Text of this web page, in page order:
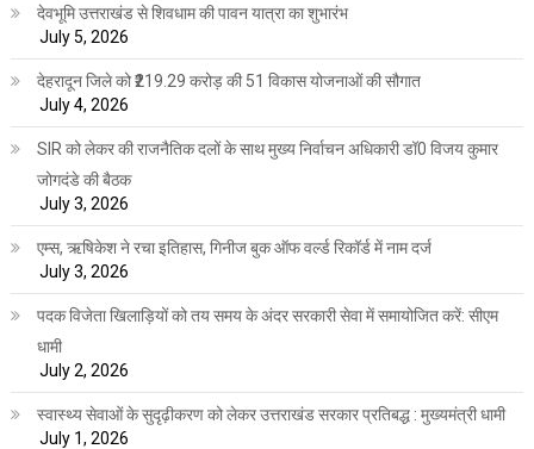
देवभूमि उत्तराखंड से शिवधाम की पावन यात्रा का शुभारंभ
July 5, 2026
देहरादून जिले को ₹219.29 करोड़ की 51 विकास योजनाओं की सौगात
July 4, 2026
SIR को लेकर की राजनैतिक दलों के साथ मुख्य निर्वाचन अधिकारी डॉ0 विजय कुमार
जोगदंडे की बैठक
July 3, 2026
एम्स, ऋषिकेश ने रचा इतिहास, गिनीज बुक ऑफ वर्ल्ड रिकॉर्ड में नाम दर्ज
July 3, 2026
पदक विजेता खिलाड़ियों को तय समय के अंदर सरकारी सेवा में समायोजित करें: सीएम
धामी
July 2, 2026
स्वास्थ्य सेवाओं के सुदृढ़ीकरण को लेकर उत्तराखंड सरकार प्रतिबद्ध : मुख्यमंत्री धामी
July 1, 2026